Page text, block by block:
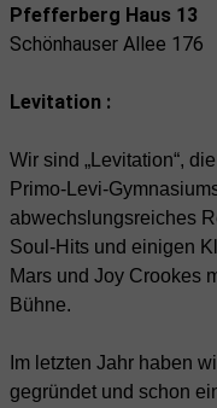
Pfefferberg Haus 13
Schönhauser Allee 176
Levitation :
Wir sind „Levitation“,
Primo-Levi-
abwechslungsreiches
Soul-Hits und einigen
Mars und Joy Crookes
Bühne.
Im letzten Jahr haben
gegründet und schon